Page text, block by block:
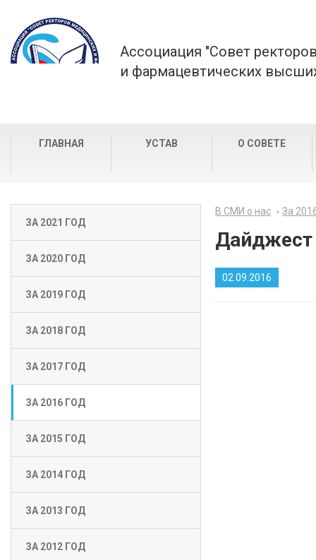
Ассоциация "Совет
и фармацевтических
ГЛАВНАЯ УСТАВ О СОВЕТЕ
ЗА 2021 ГОД
ЗА 2020 ГОД
ЗА 2019 ГОД
ЗА 2018 ГОД
ЗА 2017 ГОД
ЗА 2016 ГОД
ЗА 2015 ГОД
ЗА 2014 ГОД
ЗА 2013 ГОД
ЗА 2012 ГОД
В СМИ о нас За
Дайджест
02.09.2016